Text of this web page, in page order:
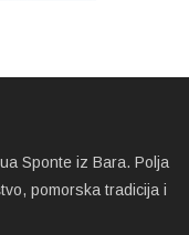
Sponte iz Bara. Polja
pomorska tradicija i